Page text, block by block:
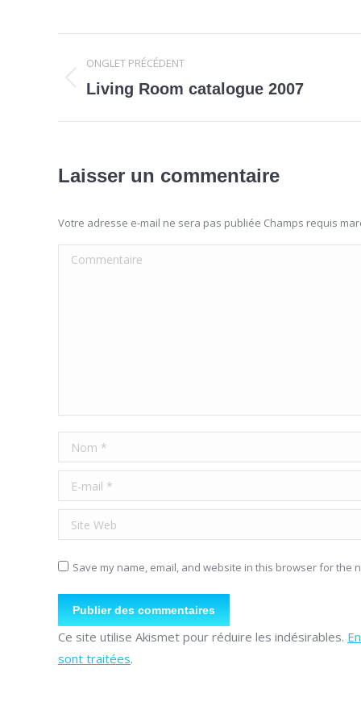
Navigation
de
commentaire
ONGLET PRÉCÉDENT
Onglet
Living Room catalogue 2007
Laisser un commentaire
Votre adresse e-mail ne sera pas publiée Champs requis
Commentaire
Nom *
E-mail *
Site Web
Save my name, email, and website in this browser for the
Publier des commentaires
Ce site utilise Akismet pour réduire les indésirables.
sont traitées.